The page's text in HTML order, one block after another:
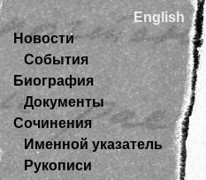
English
Новости
События
Биография
Документы
Сочинения
Именной указатель
Рукописи